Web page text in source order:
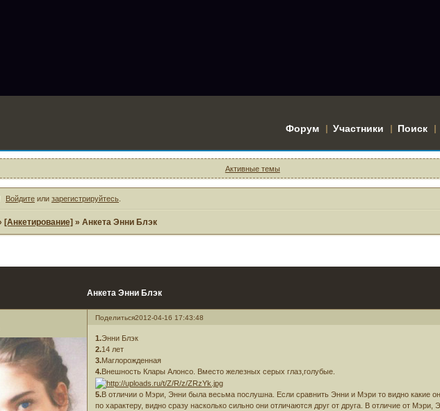
Форум Участники Поиск
Активные темы
Войдите или зарегистрируйтесь
[Анкетирование] » Анкета Энни Блэк
Анкета Энни Блэк
Поделиться2012-04-16 17:43:48
1.Энни Блэк
2.14 лет
3.Маглорожденная
4.Внешность Клары Алонсо. Вместо железных серых глаз,голубые.
5.В отличии о Мэри, Энни была весьма послушна. Если сравнить Энни и Мэри то видно какие
по характеру, видно сразу насколько сильно они отличаются друг от друга. В отличие от Мэри,